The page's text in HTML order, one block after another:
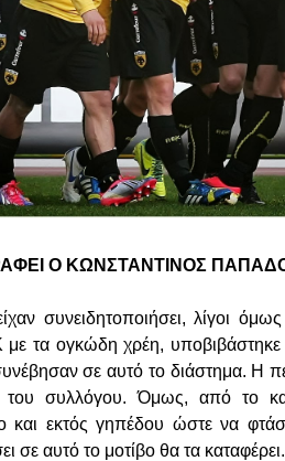
Ο ΚΩΝΣΤΑΝΤΙΝΟΣ
συνειδητοποιήσει, λίγοι
τα ογκώδη χρέη, υποβιβάστηκε
σε αυτό το διάστημα. Η
του συλλόγου. Όμως, από το
εκτός γηπέδου ώστε να
σε αυτό το μοτίβο θα τα καταφέρει.